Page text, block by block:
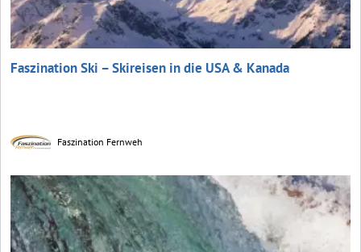
Faszination Ski – Skireisen in die USA & Kanada
Faszination Fernweh